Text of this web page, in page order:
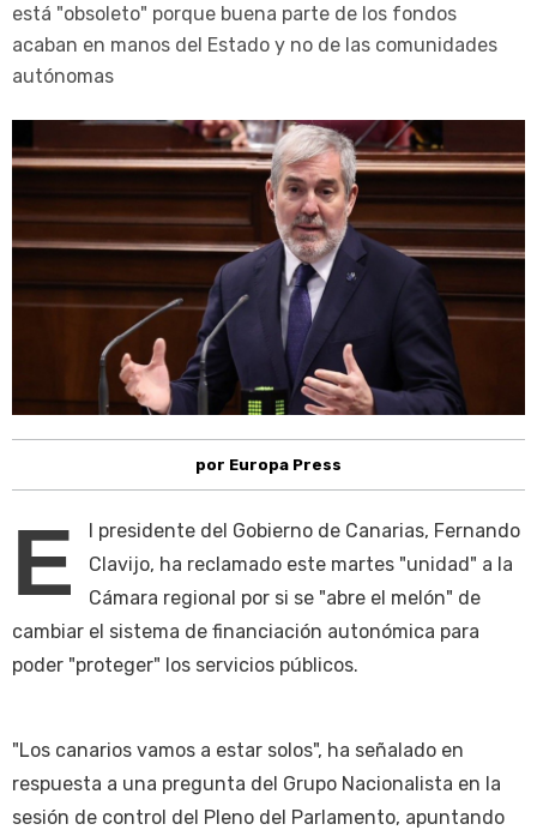
está "obsoleto" porque buena parte de los fondos
acaban en manos del Estado y no de las comunidades
autónomas
por Europa Press
E
l presidente del Gobierno de Canarias, Fernando
Clavijo, ha reclamado este martes "unidad" a la
Cámara regional por si se "abre el melón" de
cambiar el sistema de financiación autonómica para
poder "proteger" los servicios públicos.
"Los canarios vamos a estar solos", ha señalado en
respuesta a una pregunta del Grupo Nacionalista en la
sesión de control del Pleno del Parlamento, apuntando